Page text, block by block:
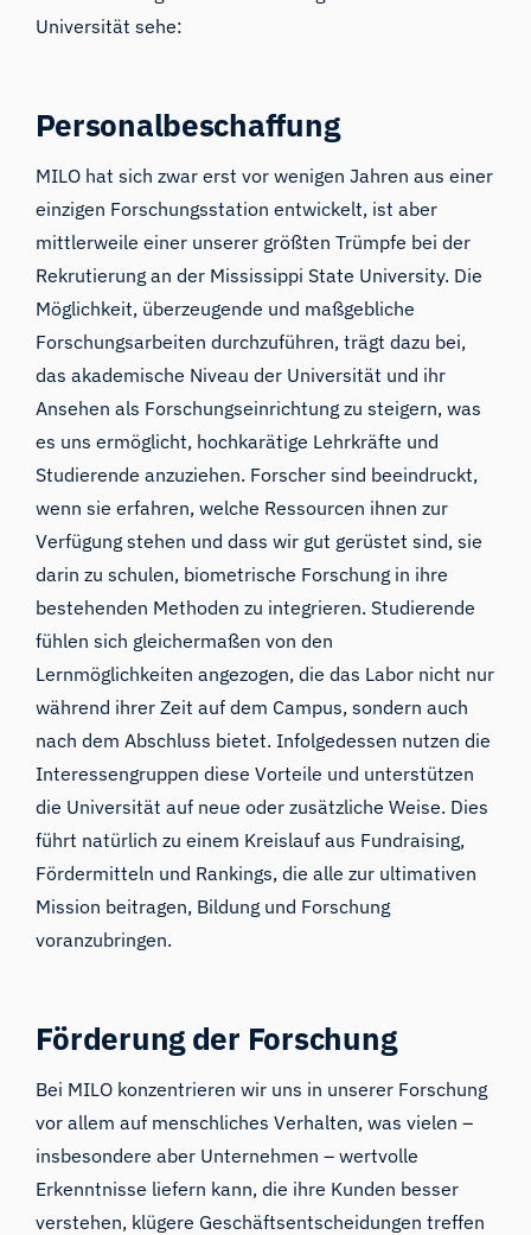
Universität sehe:
Personalbeschaffung
MILO hat sich zwar erst vor wenigen Jahren aus einer
einzigen Forschungsstation entwickelt, ist aber
mittlerweile einer unserer größten Trümpfe bei der
Rekrutierung an der Mississippi State University. Die
Möglichkeit, überzeugende und maßgebliche
Forschungsarbeiten durchzuführen, trägt dazu bei,
das akademische Niveau der Universität und ihr
Ansehen als Forschungseinrichtung zu steigern, was
es uns ermöglicht, hochkarätige Lehrkräfte und
Studierende anzuziehen. Forscher sind beeindruckt,
wenn sie erfahren, welche Ressourcen ihnen zur
Verfügung stehen und dass wir gut gerüstet sind, sie
darin zu schulen, biometrische Forschung in ihre
bestehenden Methoden zu integrieren. Studierende
fühlen sich gleichermaßen von den
Lernmöglichkeiten angezogen, die das Labor nicht nur
während ihrer Zeit auf dem Campus, sondern auch
nach dem Abschluss bietet. Infolgedessen nutzen die
Interessengruppen diese Vorteile und unterstützen
die Universität auf neue oder zusätzliche Weise. Dies
führt natürlich zu einem Kreislauf aus Fundraising,
Fördermitteln und Rankings, die alle zur ultimativen
Mission beitragen, Bildung und Forschung
voranzubringen.
Förderung der Forschung
Bei MILO konzentrieren wir uns in unserer Forschung
vor allem auf menschliches Verhalten, was vielen –
insbesondere aber Unternehmen – wertvolle
Erkenntnisse liefern kann, die ihre Kunden besser
verstehen, klügere Geschäftsentscheidungen treffen